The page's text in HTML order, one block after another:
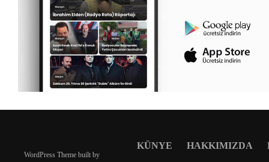
WordPress Theme built by
KÜNYE HAKKIMIZDA